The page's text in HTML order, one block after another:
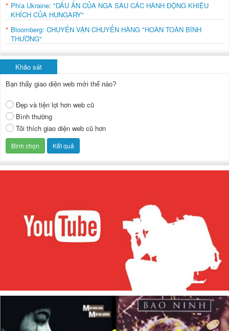
Phía Ukraine: "DẤU ẤN CỦA NGA SAU CÁC HÀNH ĐỘNG KHIÊU
KHÍCH CỦA HUNGARY"
Bloomberg: CHUYẾN VẬN CHUYỂN HÀNG "HOÀN TOÀN BÌNH
THƯỜNG"
Khảo sát
Bạn thấy giao diện web mới thế nào?
Đẹp và tiện lợi hơn web cũ
Bình thường
Tôi thích giao diện web cũ hơn